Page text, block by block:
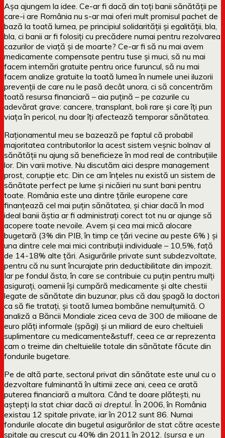
Așa ajungem la idee. Ce-ar fi dacă din toți banii sănătății pe
care-i are România nu s-ar mai oferi mult promisul pachet de
bază la toată lumea, pe principiul solidarității și egalității, bla,
bla, ci banii ar fi folosiți cu precădere numai pentru rezolvarea
cazurilor de viață și de moarte? Ce-ar fi să nu mai avem
medicamente compensate pentru tuse și muci, să nu mai
facem internări gratuite pentru orice furuncul, să nu mai
facem analize gratuite la toată lumea în numele unei iluzorii
prevenții de care nu le pasă decât unora, ci să concentrăm
toată resursa financiară – aia puțină – pe cazurile cu
adevărat grave: cancere, transplant, boli rare și care îți pun
viața în pericol, nu doar îți afectează temporar sănătatea.
Raționamentul meu se bazează pe faptul că probabil
majoritatea contributorilor la acest sistem veșnic bolnav al
sănătății nu ajung să beneficieze în mod real de contribuțiile
lor. Din varii motive. Nu discutăm aici despre management
prost, corupție etc. Din ce am înțeles nu există un sistem de
sănătate perfect pe lume și nicăieri nu sunt bani pentru
toate. România este una dintre țările europene care
finanțează cel mai puțin sănătatea, și chiar dacă în mod
ideal banii ăștia ar fi administrați corect tot nu ar ajunge să
acopere toate nevoile. Avem și cea mai mică alocare
bugetară (3% din PIB, în timp ce țări vecine au peste 6% ) și
una dintre cele mai mici contribuții individuale – 10,5%, față
de 14-18% alte țări. Asigurările private sunt subdezvoltate,
pentru că nu sunt încurajate prin deductibilitate din impozit.
Iar pe fondul ăsta, în care se contribuie cu puțin pentru mulți
asigurați, oamenii își cumpără medicamente și alte chestii
legate de sănătate din buzunar, plus că dau șpagă la doctori
ca să fie tratați, și toată lumea bombăne nemulțumită. O
analiză a Băncii Mondiale zicea ceva de 300 de milioane de
euro plăți informale (șpăgi) și un miliard de euro cheltuieli
suplimentare cu medicamente&stuff, ceea ce ar reprezenta
cam o treime din cheltuielile totale din sănătate făcute din
fondurile bugetare.
Pe de altă parte, sectorul privat din sănătate este unul cu o
dezvoltare fulminantă în ultimii zece ani, ceea ce arată
puterea financiară a multora. Când te doare plătești, nu
aștepți la stat chiar dacă ai dreptul . În 2006, în România
existau 12 spitale private, iar în 2012 sunt 86. Numai
fondurile alocate din bugetul asigurărilor de stat către aceste
spitale au crescut cu 40% din 2011 în 2012. (sursa e un